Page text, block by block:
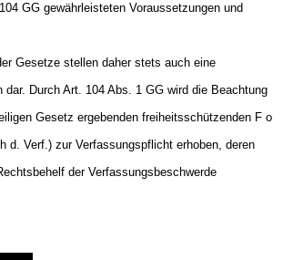
GG gewährleisteten Voraussetzungen und
Gesetze stellen daher stets auch eine
dar. Durch Art. 104 Abs. 1 GG wird die Beachtung
Gesetz ergebenden freiheitsschützenden F o
d. Verf.) zur Verfassungspflicht erhoben, deren
der Verfassungsbeschwerde